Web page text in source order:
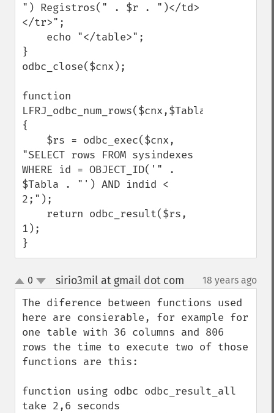
") Registros(" . $r . ")</td>
</tr>";
}
odbc_close($cnx);
function
LFRJ_odbc_num_rows($cnx,$Tabla)
{
"SELECT rows FROM sysindexes
WHERE id = OBJECT_ID('" .
$Tabla . "') AND indid <
2;");
1);
}
up
down
0 sirio3mil at gmail dot com 18 years ago
The diference between functions used
here are consierable, for example for
one table with 36 columns and 806
rows the time to execute two of those
functions are this:
function using odbc odbc_result_all
take 2,6 seconds